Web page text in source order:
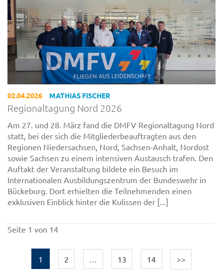
02.04.2026 MATHIAS FISCHER
Regionaltagung Nord 2026
Am 27. und 28. März fand die DMFV Regionaltagung Nord
statt, bei der sich die Mitgliederbeauftragten aus den
Regionen Niedersachsen, Nord, Sachsen-Anhalt, Nordost
sowie Sachsen zu einem intensiven Austausch trafen. Den
Auftakt der Veranstaltung bildete ein Besuch im
Internationalen Ausbildungszentrum der Bundeswehr in
Bückeburg. Dort erhielten die Teilnehmenden einen
exklusiven Einblick hinter die Kulissen der [...]
Seite 1 von 14
1 2 13 14 >>